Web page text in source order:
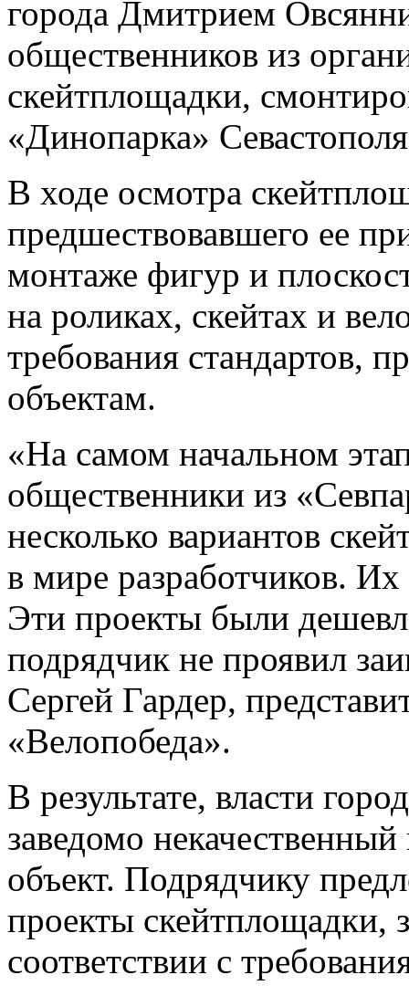
города Дмитрием
общественников из
скейтплощадки,
«Динопарка»
В ходе осмотра
предшествовавшего ее
монтаже фигур и
на роликах, скейтах и
требования стандартов,
объектам.
«На самом начальном
общественники из
несколько вариантов
в мире разработчиков.
Эти проекты были
подрядчик не проявил
Сергей Гардер,
«Велопобеда».
В результате, власти
заведомо
объект. Подрядчику
проекты скейтплощадки,
соответствии с